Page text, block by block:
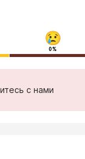
0%
с нами